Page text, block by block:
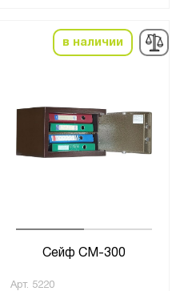
в наличии
Сейф СМ-300
Арт. 5220